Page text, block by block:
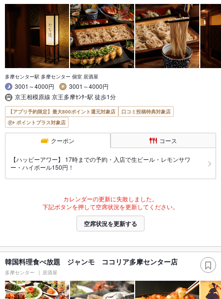
多摩センター駅 多摩センター 個室 居酒屋
3001～4000円
3001～4000円
京王相模原線 京王多摩ｾﾝﾀｰ駅 徒歩1分
【アプリ予約限定】最大800ポイント還元対象店
口コミ投稿特典対象店
ポイントプラス対象店
クーポン コース
【ハッピーアワー】 17時までの予約・入店で生ビール・レモンサワ
ー・ハイボール150円！
カレンダーの更新に失敗しました。
下記ボタンを押して空席状況を更新してください。
空席状況を更新する
韓国料理食べ放題 ジャンモ ココリア多摩センター店
多摩センター 居酒屋